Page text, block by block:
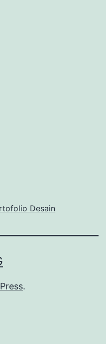
Desain
.